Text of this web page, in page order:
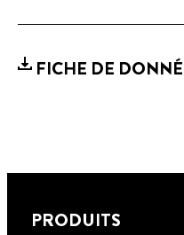
FICHE DE
PRODUITS